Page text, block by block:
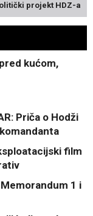
projekt HDZ-a
kućom,
Priča o Hodži
film
Memorandum 1 i